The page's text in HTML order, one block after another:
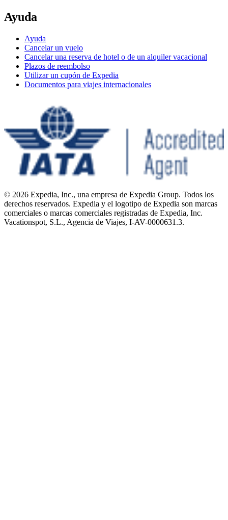
Ayuda
Ayuda
Cancelar un vuelo
Cancelar una reserva de hotel o de un alquiler vacacional
Plazos de reembolso
Utilizar un cupón de Expedia
Documentos para viajes internacionales
© 2026 Expedia, Inc., una empresa de Expedia Group. Todos los
derechos reservados. Expedia y el logotipo de Expedia son marcas
comerciales o marcas comerciales registradas de Expedia, Inc.
Vacationspot, S.L., Agencia de Viajes, I-AV-0000631.3.